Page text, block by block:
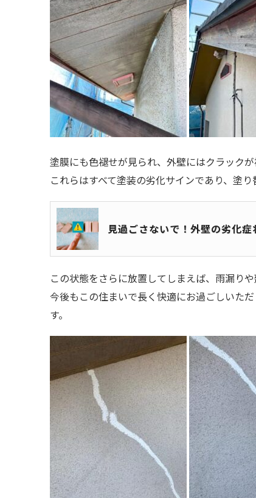
塗膜にも色褪せが見られ、外壁にはクラック
これらはすべて塗装の劣化サインであり、塗
見過ごさないで！外壁の劣化
この状態をさらに放置してしまえば、雨漏り
今後もこの住まいで長く快適にお過ごしいた
す。